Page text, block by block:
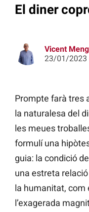
El diner
Vicent
23/01/2023
Prompte farà tres
la naturalesa del
les meues
formulí una
guia: la condició
una estreta
la humanitat, com
l’exagerada